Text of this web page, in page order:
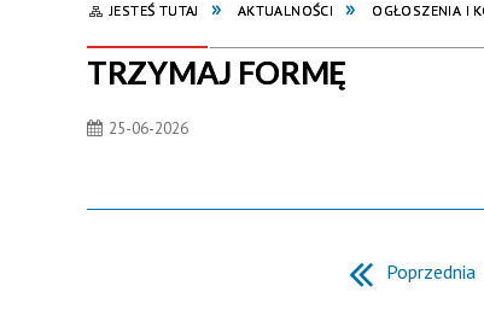
JESTEŚ TUTAJ AKTUALNOŚCI OGŁOSZENIA I
TRZYMAJ FORMĘ
25-06-2026
Poprzednia